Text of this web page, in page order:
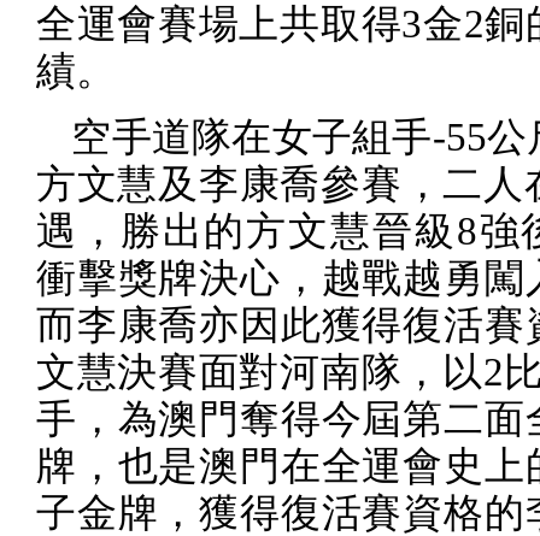
全運會賽場上共取得3金2銅
績。
空手道隊在女子組手-55公
方文慧及李康喬參賽，二人
遇，勝出的方文慧晉級 8強
衝擊獎牌決心，越戰越勇闖
而李康喬亦因此獲得復活賽
文慧決賽面對河南隊，以2
手，為澳門奪得今屆第二面
牌，也是澳門在全運會史上
子金牌，獲得復活賽資格的